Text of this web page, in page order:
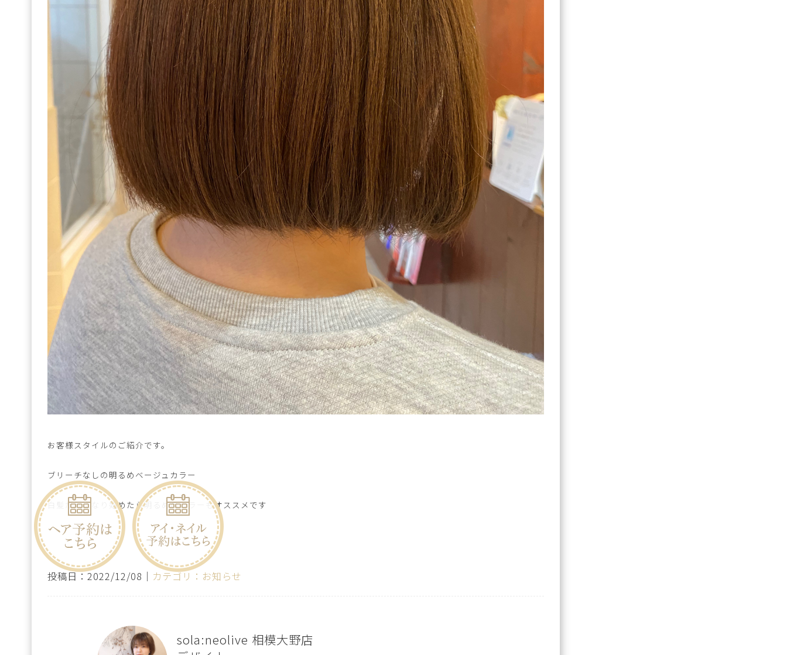
お客様スタイルのご紹介です。
ブリーチなしの明るめベージュカラー
白髪が気になり始めたら明るめのカラーもオススメです
投稿日：2022/12/08｜ カテゴリ：お知らせ
sola:neolive 相模大野店